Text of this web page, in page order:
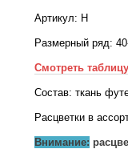
Артикул: Н
Размерный ряд:
Смотреть
Состав: ткань
Расцветки в
Внимание: